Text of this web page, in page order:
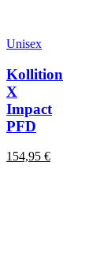
Unisex
Kollition
X
Impact
PFD
154,95 €